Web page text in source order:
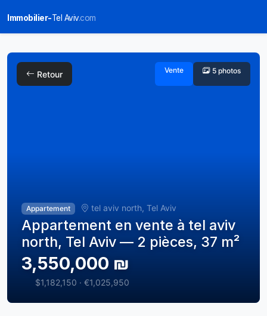
Immobilier-Tel Aviv.com
Retour Vente 5 photos
Appartement tel aviv north, Tel Aviv
Appartement en vente à tel aviv
north, Tel Aviv — 2 pièces, 37 m²
3,550,000 ₪
$1,182,150 · €1,025,950